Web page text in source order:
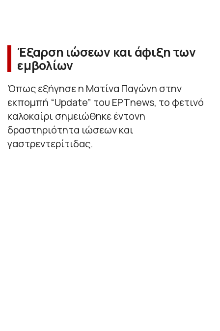
Έξαρση ιώσεων και άφιξη των
εμβολίων
Όπως εξήγησε η Ματίνα Παγώνη στην
εκπομπή “Update” του ΕΡΤnews, το φετινό
καλοκαίρι σημειώθηκε έντονη
δραστηριότητα ιώσεων και
γαστρεντερίτιδας.